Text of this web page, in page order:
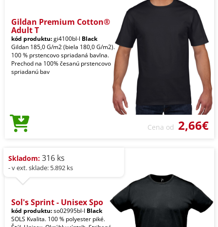
Gildan Premium Cotton®
Adult T
kód produktu:gi4100bl-l Black
Gildan 185,0 G/m2 (biela 180,0 G/m2).
100 % prstencovo spriadaná bavlna.
Prechod na 100% česanú prstencovo
spriadanú bav
Cena od 2,66€
Skladom: 316 ks
- v ext. sklade: 5.892 ks
Sol's Sprint - Unisex Spo
kód produktu:so02995bl-l Black
SOLS Kvalita. 100 % polyester piké.